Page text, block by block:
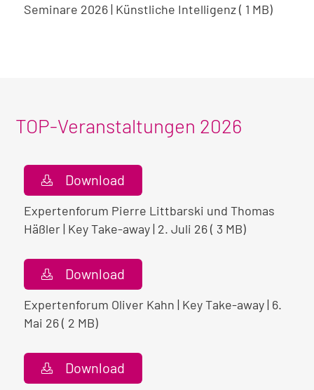
Seminare 2026 | Künstliche Intelligenz ( 1 MB)
TOP-Veranstaltungen 2026
Download
Expertenforum Pierre Littbarski und Thomas
Häßler | Key Take-away | 2. Juli 26 ( 3 MB)
Download
Expertenforum Oliver Kahn | Key Take-away | 6.
Mai 26 ( 2 MB)
Download